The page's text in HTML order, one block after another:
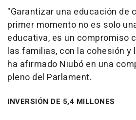
"Garantizar una educación de
primer momento no es solo
educativa, es un compromiso
las familias, con la cohesión y
ha afirmado Niubó en una
pleno del Parlament.
INVERSIÓN DE 5,4 MILLONES